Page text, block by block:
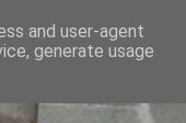
and user-agent
generate usage